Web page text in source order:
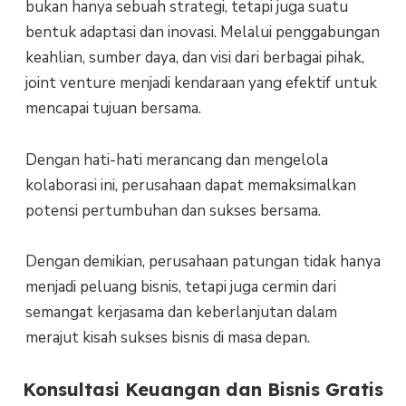
bukan hanya sebuah strategi, tetapi juga suatu
bentuk adaptasi dan inovasi. Melalui penggabungan
keahlian, sumber daya, dan visi dari berbagai pihak,
joint venture menjadi kendaraan yang efektif untuk
mencapai tujuan bersama.
Dengan hati-hati merancang dan mengelola
kolaborasi ini, perusahaan dapat memaksimalkan
potensi pertumbuhan dan sukses bersama.
Dengan demikian, perusahaan patungan tidak hanya
menjadi peluang bisnis, tetapi juga cermin dari
semangat kerjasama dan keberlanjutan dalam
merajut kisah sukses bisnis di masa depan.
Konsultasi Keuangan dan Bisnis Gratis